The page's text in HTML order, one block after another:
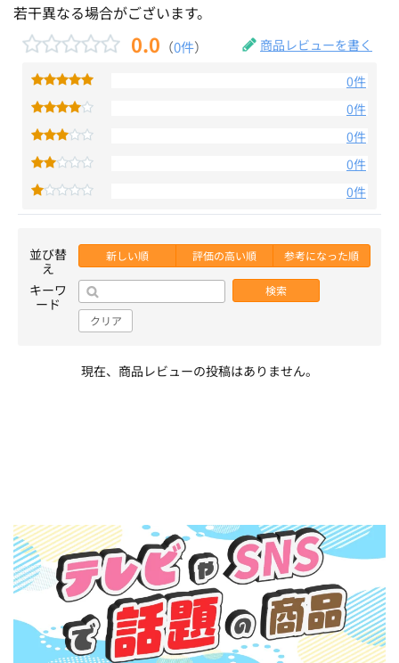
若干異なる場合がございます。
0.0 （0件） 商品レビューを書く
0件
0件
0件
0件
0件
並び替
え
新しい順 評価の高い順 参考になった順
キーワ
ード
検索
クリア
現在、商品レビューの投稿はありません。